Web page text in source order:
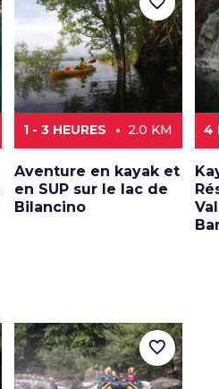
1 - 3 HEURES 2.0 KM
Aventure en kayak et
en SUP sur le lac de
Bilancino
4
favorite_border